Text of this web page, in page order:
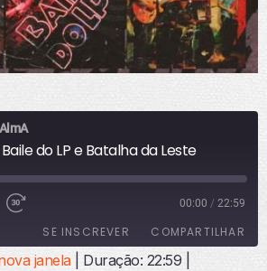
do LP e Batalha da Leste
00:00 / 22:59
SE INSCREVER COMPARTILHAR
janela| Duração: 22:59